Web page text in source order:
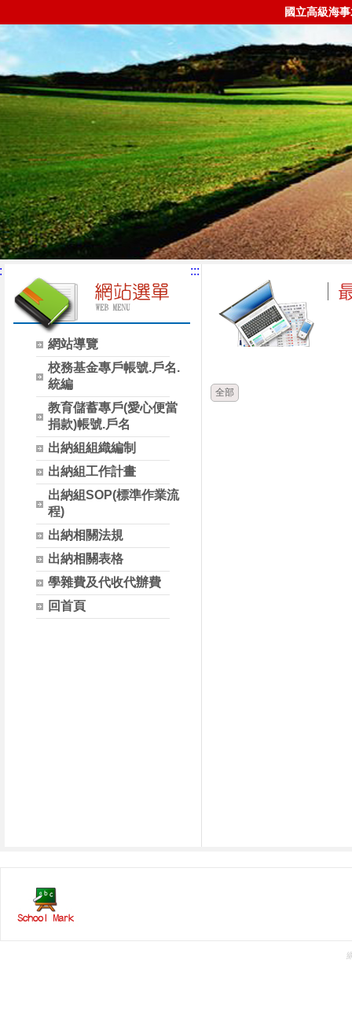
國立高級海
網站導覽
校務基金專戶帳號.戶名.
統編
教育儲蓄專戶(愛心便當
捐款)帳號.戶名
出納組組織編制
出納組工作計畫
出納組SOP(標準作業流
程)
出納相關法規
出納相關表格
學雜費及代收代辦費
回首頁
:::
全部